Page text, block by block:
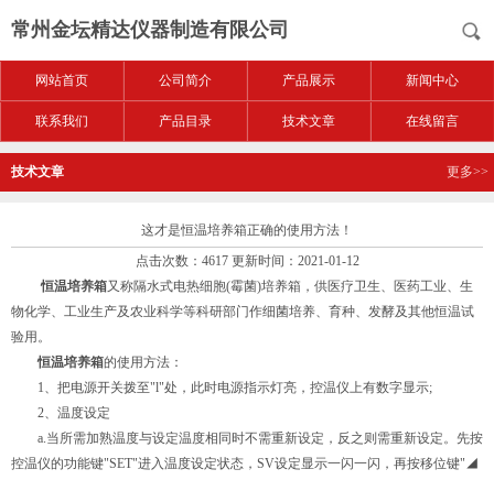
常州金坛精达仪器制造有限公司
网站首页 公司简介 产品展示 新闻中心
联系我们 产品目录 技术文章 在线留言
技术文章 更多>>
这才是恒温培养箱正确的使用方法！
点击次数：4617 更新时间：2021-01-12
恒温培养箱又称隔水式电热细胞(霉菌)培养箱，供医疗卫生、医药工业、生
物化学、工业生产及农业科学等科研部门作细菌培养、育种、发酵及其他恒温试
验用。
恒温培养箱的使用方法：
1、把电源开关拨至"l"处，此时电源指示灯亮，控温仪上有数字显示;
2、温度设定
a.当所需加熟温度与设定温度相同时不需重新设定，反之则需重新设定。先按
控温仪的功能键"SET"进入温度设定状态，SV设定显示一闪一闪，再按移位键"◢